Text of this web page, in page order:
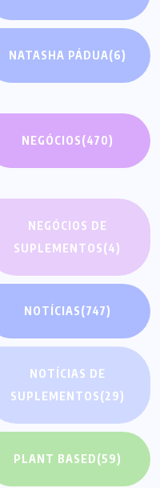
NATASHA PÁDUA(6)
NEGÓCIOS(470)
NEGÓCIOS DE
SUPLEMENTOS(4)
NOTÍCIAS(747)
NOTÍCIAS DE
SUPLEMENTOS(29)
PLANT BASED(59)